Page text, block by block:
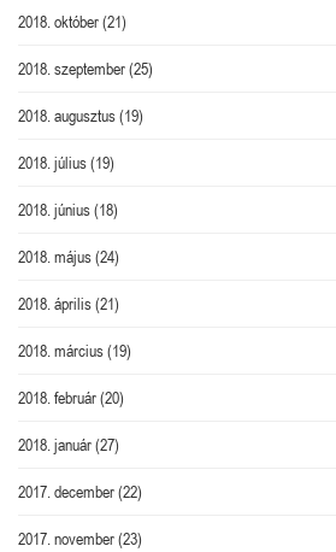
2018. október(21)
2018. szeptember(25)
2018. augusztus(19)
2018. július(19)
2018. június(18)
2018. május(24)
2018. április(21)
2018. március(19)
2018. február(20)
2018. január(27)
2017. december(22)
2017. november(23)